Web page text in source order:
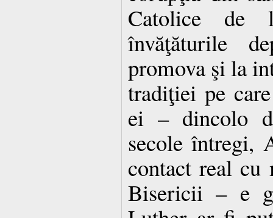
Catolice de
învăţăturile
promova şi la
tradiţiei pe
ei – dincolo
secole întregi,
contact real cu
Bisericii – e